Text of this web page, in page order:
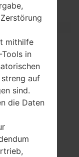
mithilfe
in
auf
sind.
die Daten